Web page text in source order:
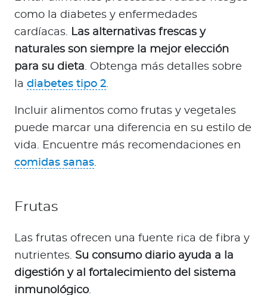
como la diabetes y enfermedades
cardíacas. Las alternativas frescas y
naturales son siempre la mejor elección
para su dieta. Obtenga más detalles sobre
la diabetes tipo 2.
Incluir alimentos como frutas y vegetales
puede marcar una diferencia en su estilo de
vida. Encuentre más recomendaciones en
comidas sanas.
Frutas
Las frutas ofrecen una fuente rica de fibra y
nutrientes. Su consumo diario ayuda a la
digestión y al fortalecimiento del sistema
inmunológico.